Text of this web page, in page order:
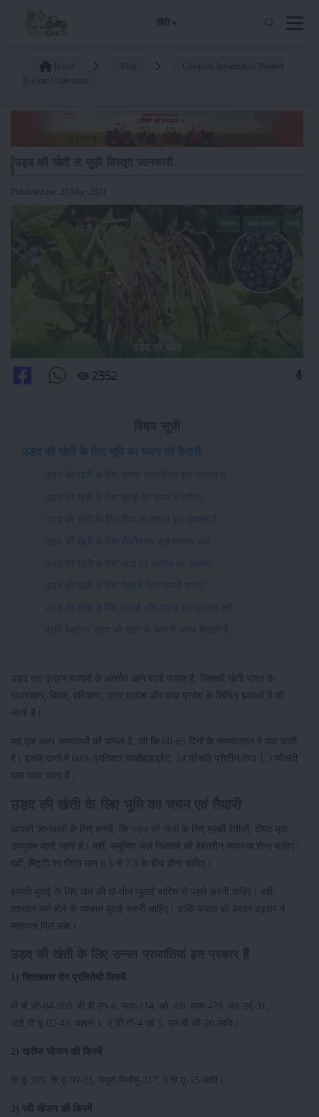
हिंदी
Published on: 25-Mar-2024
उड़द की खेती
2352
उड़द की खेती के लिए भूमि का चयन एवं तैयारी
उड़द की खेती के लिए उन्नत प्रजातियां इस प्रकार हैं
उड़द की खेती के लिए बुवाई का समय व तरीका
उड़द की खेती के लिए बीज की मात्रा इस प्रकार है
उड़द की खेती के लिए बीजोपचार इस प्रकार करें
उड़द की खेती के लिए खाद एवं उर्वरक का उपयोग
उड़द की खेती के लिए सिंचाई कैसे करनी चाहिए
उड़द की खेती के लिए कटाई और मड़ाई इस प्रकार करें
प्रति हेक्टेयर उड़द की खेती से कितनी उपज मिलती है
उड़द एक दलहन फसलों के अंतर्गत आने वाली फसल है, जिसकी खेती भारत के
राजस्थान, बिहार, हरियाणा, उत्तर प्रदेश और मध्य प्रदेश के सिंचित इलाकों में की
जाती है।
यह एक अल्प समयावधी की फसल है, जो कि 60-65 दिनों के समयांतराल में पक जाती
है। इसके दानों में 60% प्रतिशत कार्बोहाइड्रेट, 24 फीसदी प्रोटीन तथा 1.3 फीसदी
वसा पाया जाता है।
आपकी जानकारी के लिए बतादें, कि उड़द की खेती
के लिए हल्की रेतीली, दोमट मृदा
उपयुक्त मानी जाती है। वहीं, समुचित जल निकासी की बेहतरीन व्यवस्था होना चाहिए।
वहीं, मिट्टी का पीएच मान 6.5 से 7.8 के बीच होना चाहिए।
इसकी बुवाई के लिए खेत की दो-तीन जुताई बारिश से पहले करनी चाहिए। वहीं,
शानदार वर्षा होने के पश्चात बुवाई करनी चाहिए। ताकि फसल की बेहतर बढ़वार में
सहायता मिल सके।
1) चितकबरा रोग प्रतिरोधी किस्में
वी.बी.जी-04-008, वी.बी.एन-6, माश-114, को.-06. माश-479, पंत उर्द-31,
आई.पी.यू-02-43, वाबन-1, ए.डी.टी-4 एवं 5, एल.बी.जी-20 आदि।
2) खरीफ सीजन की किस्में
के.यू-309, के.यू-99-21, मधुरा मिनीमु-217, ए.के.यू-15 आदि।
3) रबी सीजन की किस्में